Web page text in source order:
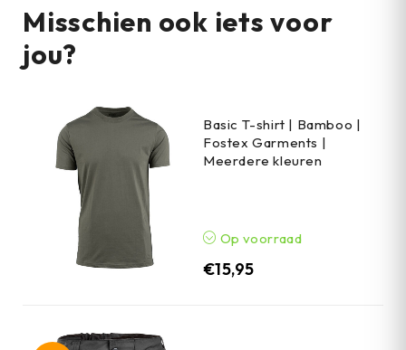
Misschien ook iets voor
jou?
Basic T-shirt | Bamboo |
Fostex Garments |
Meerdere kleuren
Op voorraad
€15,95